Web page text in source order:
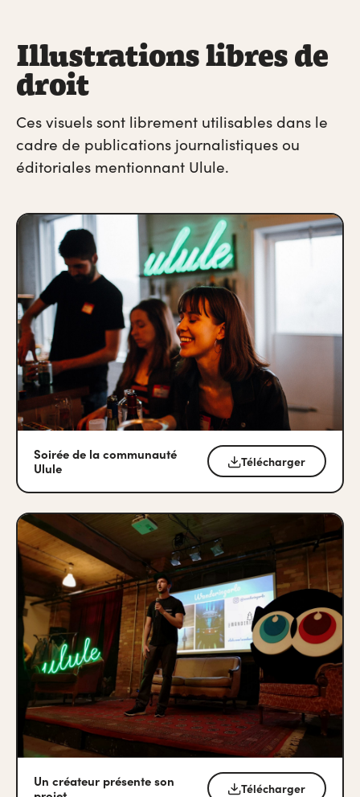
Illustrations libres de
droit
Ces visuels sont librement utilisables dans le
cadre de publications journalistiques ou
éditoriales mentionnant Ulule.
Soirée de la communauté
Ulule
Télécharger
Un créateur présente son
Télécharger